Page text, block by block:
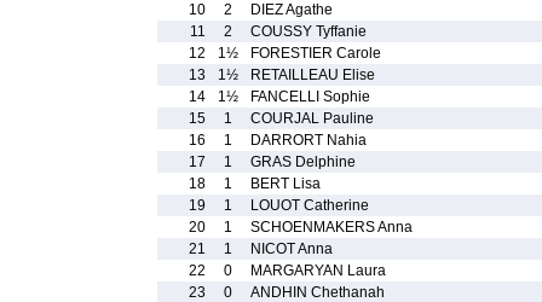
10
2
DIEZ Agathe
11
2
COUSSY Tyffanie
12
1½
FORESTIER Carole
13
1½
RETAILLEAU Elise
14
1½
FANCELLI Sophie
15
1
COURJAL Pauline
16
1
DARRORT Nahia
17
1
GRAS Delphine
18
1
BERT Lisa
19
1
LOUOT Catherine
20
1
SCHOENMAKERS Anna
21
1
NICOT Anna
22
0
MARGARYAN Laura
23
0
ANDHIN Chethanah